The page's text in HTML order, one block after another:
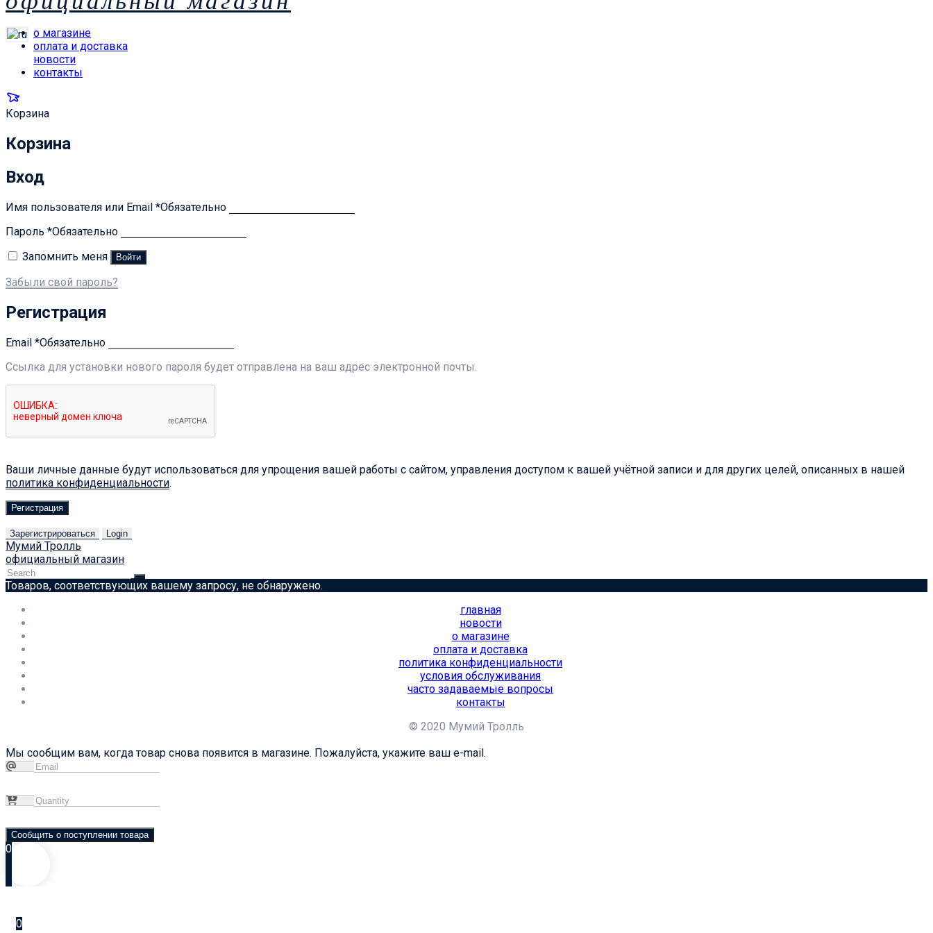
о магазине
оплата и доставка
новости
контакты
Корзина
Корзина
Вход
Имя пользователя или Email *Обязательно
Пароль *Обязательно
Запомнить меня
Войти
Забыли свой пароль?
Регистрация
Email *Обязательно
Ссылка для установки нового пароля будет отправлена ​​на ваш адрес электронной почты.
Ваши личные данные будут использоваться для упрощения вашей работы с сайтом, управления доступом к вашей учётной записи и для других целей, описанных в нашей
политика конфиденциальности.
Регистрация
Зарегистрироваться Login
Мумий Тролль
официальный магазин
Товаров, соответствующих вашему запросу, не обнаружено.
главная
новости
о магазине
оплата и доставка
политика конфиденциальности
условия обслуживания
часто задаваемые вопросы
контакты
© 2020 Мумий Тролль
Мы сообщим вам, когда товар снова появится в магазине. Пожалуйста, укажите ваш e-mail.
Сообщить о поступлении товара
0
0